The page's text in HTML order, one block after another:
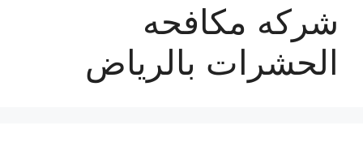
شركه مكافحه
الحشرات بالرياض